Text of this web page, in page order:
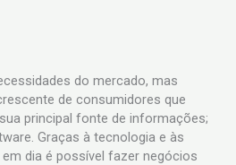
do mercado, mas
de consumidores que
principal fonte de informações;
Graças à tecnologia e às
dia é possível fazer negócios